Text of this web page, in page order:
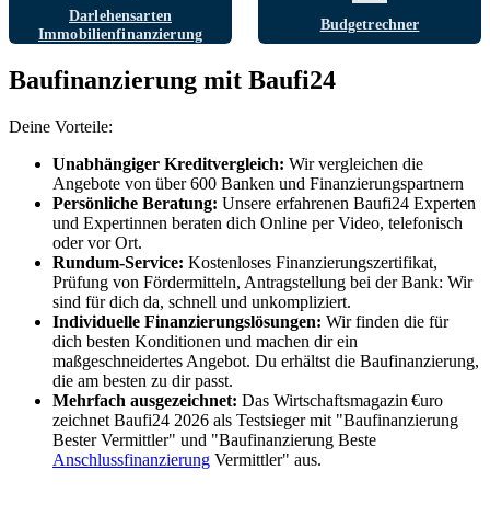
Darlehensarten
Immobilien­finanzierung
Budgetrechner
Baufinanzierung mit Baufi24
Deine Vorteile:
Unabhängiger Kreditvergleich: Wir vergleichen die
Angebote von über 600 Banken und Finanzierungspartnern
Persönliche Beratung: Unsere erfahrenen Baufi24 Experten
und Expertinnen beraten dich Online per Video, telefonisch
oder vor Ort.
Rundum-Service: Kostenloses Finanzierungszertifikat,
Prüfung von Fördermitteln, Antragstellung bei der Bank: Wir
sind für dich da, schnell und unkompliziert.
Individuelle Finanzierungslösungen: Wir finden die für
dich besten Konditionen und machen dir ein
maßgeschneidertes Angebot. Du erhältst die Baufinanzierung,
die am besten zu dir passt.
Mehrfach ausgezeichnet: Das Wirtschaftsmagazin €uro
zeichnet Baufi24 2026 als Testsieger mit "Baufinanzierung
Bester Vermittler" und "Baufinanzierung Beste
Anschlussfinanzierung Vermittler" aus.